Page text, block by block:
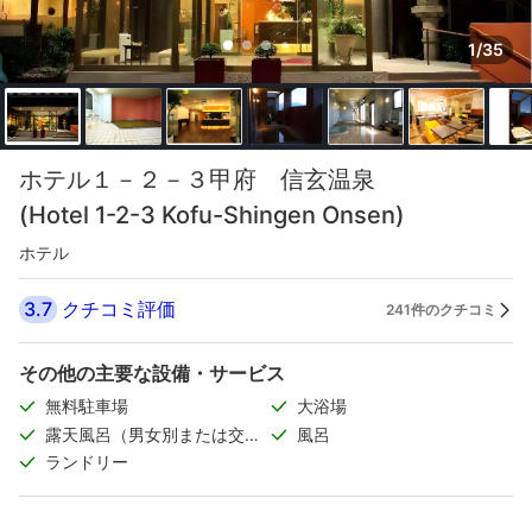
1/35
ホテル１－２－３甲府 信玄温泉
(Hotel 1-2-3 Kofu-Shingen Onsen)
ホテル
3.7 クチコミ評価 241件のクチコミ
その他の主要な設備・サービス
無料駐車場
大浴場
露天風呂（男女別または交代
制）
風呂
ランドリー